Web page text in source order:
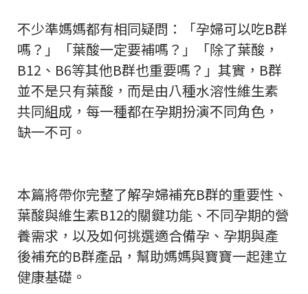
不少準媽媽都有相同疑問：「孕婦可以吃B群
嗎？」「葉酸一定要補嗎？」「除了葉酸，
B12、B6等其他B群也重要嗎？」其實，B群
並不是只有葉酸，而是由八種水溶性維生素
共同組成，每一種都在孕期扮演不同角色，
缺一不可。
本篇將帶你完整了解孕婦補充B群的重要性、
葉酸與維生素B12的關鍵功能、不同孕期的營
養需求，以及如何挑選適合備孕、孕期與產
後補充的B群產品，幫助媽媽與寶寶一起建立
健康基礎。